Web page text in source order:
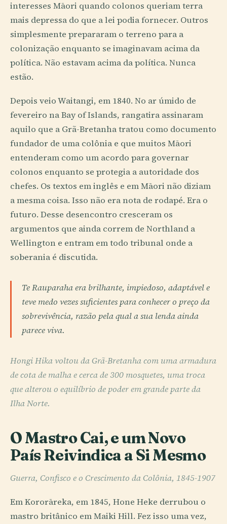
interesses Māori quando colonos queriam terra
mais depressa do que a lei podia fornecer. Outros
simplesmente prepararam o terreno para a
colonização enquanto se imaginavam acima da
política. Não estavam acima da política. Nunca
estão.
Depois veio Waitangi, em 1840. No ar úmido de
fevereiro na Bay of Islands, rangatira assinaram
aquilo que a Grã-Bretanha tratou como documento
fundador de uma colônia e que muitos Māori
entenderam como um acordo para governar
colonos enquanto se protegia a autoridade dos
chefes. Os textos em inglês e em Māori não diziam
a mesma coisa. Isso não era nota de rodapé. Era o
futuro. Desse desencontro cresceram os
argumentos que ainda correm de Northland a
Wellington e entram em todo tribunal onde a
soberania é discutida.
Te Rauparaha era brilhante, impiedoso, adaptável e
teve medo vezes suficientes para conhecer o preço da
sobrevivência, razão pela qual a sua lenda ainda
parece viva.
Hongi Hika voltou da Grã-Bretanha com uma armadura
de cota de malha e cerca de 300 mosquetes, uma troca
que alterou o equilíbrio de poder em grande parte da
Ilha Norte.
O Mastro Cai, e um Novo
País Reivindica a Si Mesmo
Guerra, Confisco e o Crescimento da Colônia, 1845-1907
Em Kororāreka, em 1845, Hone Heke derrubou o
mastro britânico em Maiki Hill. Fez isso uma vez,